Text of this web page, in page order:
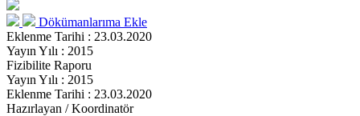
Dökümanlarıma Ekle
Eklenme Tarihi : 23.03.2020
Yayın Yılı : 2015
Fizibilite Raporu
Yayın Yılı : 2015
Eklenme Tarihi : 23.03.2020
Hazırlayan / Koordinatör